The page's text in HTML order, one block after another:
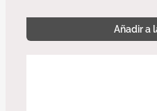
Añadir a